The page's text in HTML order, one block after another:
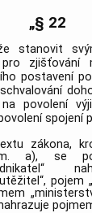
„§ 22
stanovit
zjišťování
postavení
na povolení
spojení
zákona,
a), se
pojem